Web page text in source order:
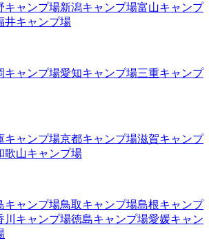
キャンプ場新潟キャンプ場富山キャンプ
井キャンプ場
キャンプ場愛知キャンプ場三重キャンプ
キャンプ場京都キャンプ場滋賀キャンプ
歌山キャンプ場
キャンプ場鳥取キャンプ場島根キャンプ
川 キャンプ場徳島キャンプ場愛媛キャン